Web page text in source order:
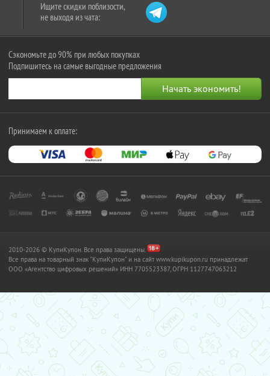
Ищите скидки поблизости,
не выходя из чата:
Сэкономьте до 90% при любых покупках
Подпишитесь на самые выгодные предложения
Принимаем к оплате:
2010-2026 © КупиКупон. Все права защищены.
Все права на товарный знак "КупиКупон" и на сайт www.kupikupon.ru принадлежат
OOO «Агентство цифровых решений» ИНН 7705523387, ОГРН 1127747063212